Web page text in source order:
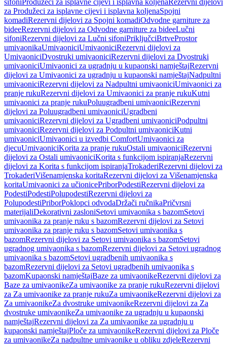
sifoniProdužeci za isplavne cijevi i isplavna koljenaRezervni dijelovi
za Produžeci za isplavne cijevi i isplavna koljenaSpojni
komadiRezervni dijelovi za Spojni komadiOdvodne garniture za
bideeRezervni dijelovi za Odvodne garniture za bideeLučni
sifoniRezervni dijelovi za Lučni sifoniPriključciBrtveProstor
umivaonikaUmivaoniciUmivaoniciRezervni dijelovi za
UmivaoniciDvostruki umivaoniciRezervni dijelovi za Dvostruki
umivaoniciUmivaonici za ugradnju u kupaonski namještajRezervni
dijelovi za Umivaonici za ugradnju u kupaonski namještajNadpultni
umivaoniciRezervni dijelovi za Nadpultni umivaoniciUmivaonici za
pranje rukuRezervni dijelovi za Umivaonici za pranje rukuKutni
umivaonici za pranje rukuPoluugradbeni umivaoniciRezervni
dijelovi za Poluugradbeni umivaoniciUgradbeni
umivaoniciRezervni dijelovi za Ugradbeni umivaoniciPodpultni
umivaoniciRezervni dijelovi za Podpultni umivaoniciKutni
umivaoniciUmivaonici u izvedbi ComfortUmivaonici za
djecuUmivaoniciKorita za pranje rukuOstali umivaoniciRezervni
dijelovi za Ostali umivaoniciKorita s funkcijom ispiranjaRezervni
dijelovi za Korita s funkcijom ispiranjaTrokaderiRezervni dijelovi za
TrokaderiVišenamjenska koritaRezervni dijelovi za Višenamjenska
koritaUmivaonici za učionicePriborPodestiRezervni dijelovi za
PodestiPodestiPolupodestiRezervni dijelovi za
PolupodestiPriborPoklopci odvodaDržači ručnikaPričvrsni
materijaliDekorativni zasloniSetovi umivaonika s bazomSetovi
umivaonika za pranje ruku s bazomRezervni dijelovi za Setovi
umivaonika za pranje ruku s bazomSetovi umivaonika s
bazomRezervni dijelovi za Setovi umivaonika s bazomSetovi
ugradnog umivaonika s bazomRezervni dijelovi za Setovi ugradnog
umivaonika s bazomSetovi ugradbenih umivaonika s
bazomRezervni dijelovi za Setovi ugradbenih umivaonika s
bazomKupaonski namještajBaze za umivaonikeRezervni dijelovi za
Baze za umivaonikeZa umivaonike za pranje rukuRezervni dijelovi
za Za umivaonike za pranje rukuZa umivaonikeRezervni dijelovi za
Za umivaonikeZa dvostruke umivaonikeRezervni dijelovi za Za
dvostruke umivaonikeZa umivaonike za ugradnju u kupaonski
namještajRezervni dijelovi za Za umivaonike za ugradnju u
kupaonski namještajPloče za umivaonikeRezervni dijelovi za Ploče
za umivaonikeZa nadpultne umivaonike u obliku zdjeleRezervni